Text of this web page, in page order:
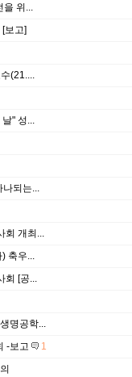
을 위...
보고]
(21....
" 성...
나되는...
회 개최...
축우...
회 [공...
명공학...
-보고
1